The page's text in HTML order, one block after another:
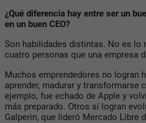
¿Qué diferencia hay entre ser un
en un buen CEO?
Son habilidades distintas. No es lo
cuatro personas que una empresa
Muchos emprendedores no logran
aprender, madurar y transformarse
ejemplo, fue echado de Apple y
más preparado. Otros sí logran
Galperin, que lideró Mercado Libre